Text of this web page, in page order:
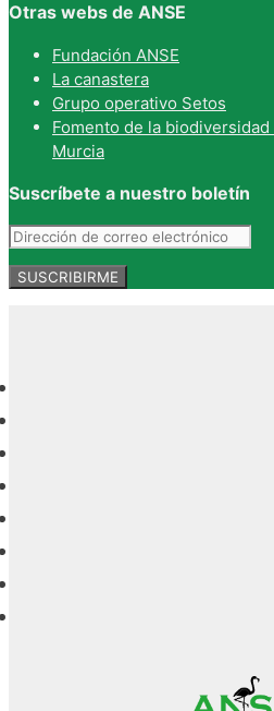
Otras webs de ANSE
Fundación ANSE
La canastera
Grupo operativo Setos
Fomento de la
Murcia
Suscríbete a nuestro boletín